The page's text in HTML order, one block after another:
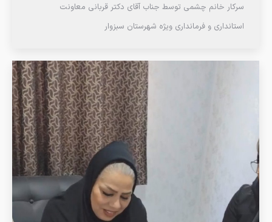
سرکار خانم چشمی توسط جناب آقای دکتر قربانی معاونت
استانداری و فرمانداری ویژه شهرستان سبزوار